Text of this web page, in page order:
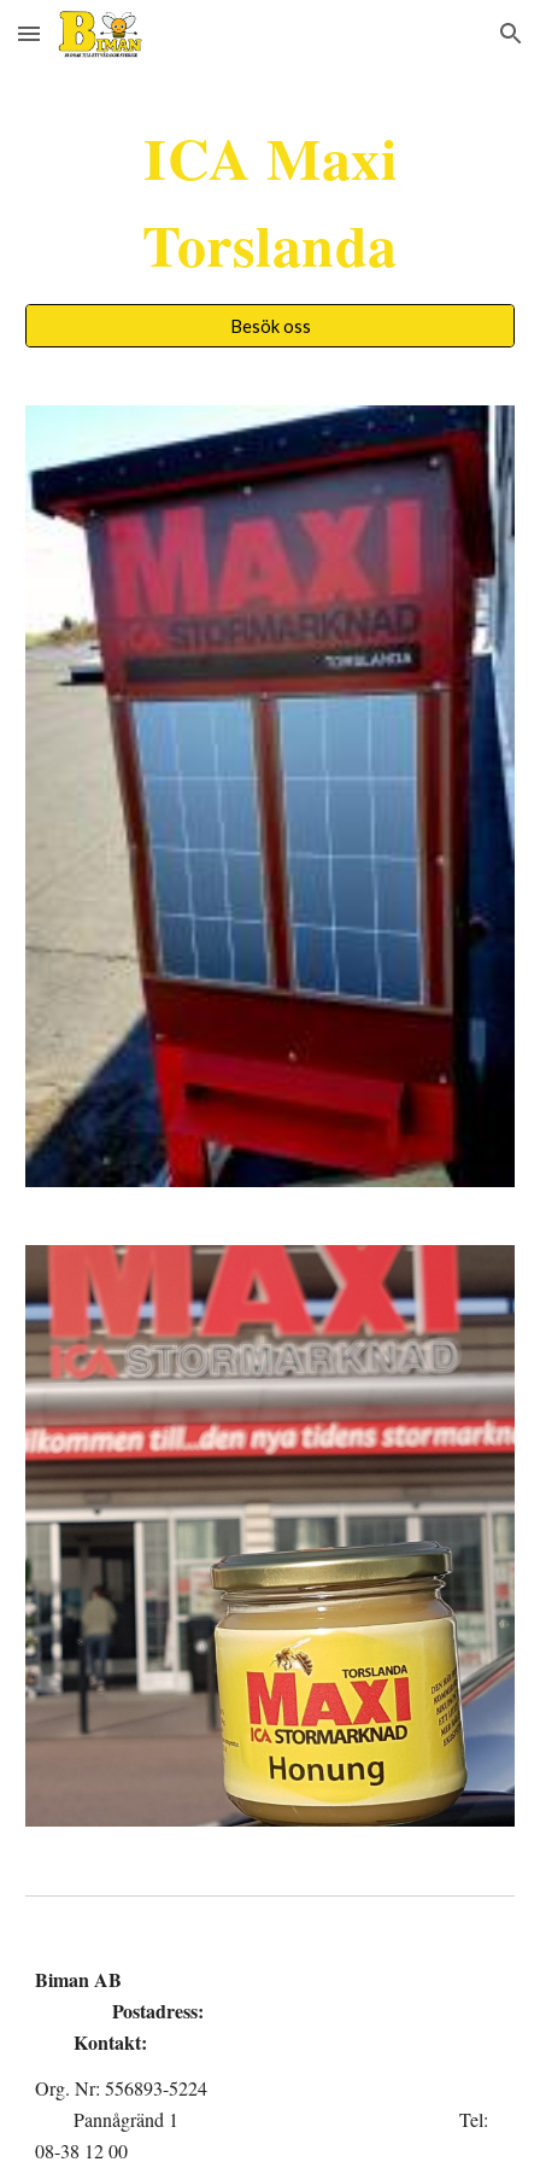
Skip to main content Skip to navigation
ICA Maxi
Torslanda
Besök oss
Biman AB
Postadress:
Kontakt:
Org. Nr: 556893-5224
Pannågränd 1
Tel:
08-38 12 00